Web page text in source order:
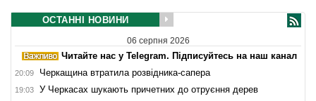
ОСТАННІ НОВИНИ
06 серпня 2026
Читайте нас у Telegram. Підписуйтесь на наш канал
20:09 Черкащина втратила розвідника-сапера
19:03 У Черкасах шукають причетних до отруєння дерев